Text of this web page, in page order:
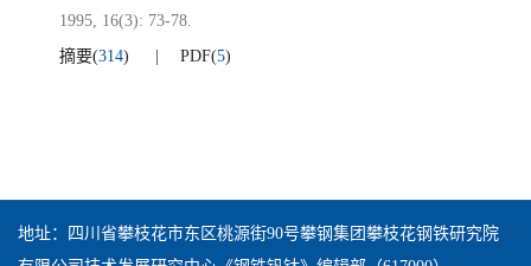
1995, 16(3): 73-78.
摘要(314) PDF(5)
地址：四川省攀枝花市东区桃源街90号攀钢集团攀枝花钢铁研究院